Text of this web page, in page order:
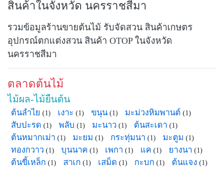
สินค้าในจังหวัด นครราชสีมา
รวมข้อมูลร้านขายต้นไม้ รับจัดสวน สินค้าเกษตร
อุปกรณ์ตกแต่งสวน สินค้า OTOP ในจังหวัด
นครราชสีมา
ตลาดต้นไม้
ไม้ผล-ไม้ยืนต้น
ต้นลำไย (1) เงาะ (1) ขนุน (1) มะม่วงหิมพานต์ (1)
สับปะรด (1) พลับ (1) มะนาว (1) ต้นสะเดา (1)
ต้นหมากเม่า (1) มะยม (1) กระทุ่มนา (1) มะตูม (1)
ทองกวาว (1) บุนนาค (1) เพกา (1) แค (1) ยางนา (1)
ต้นขี้เหล็ก (1) สาเก (1) เสม็ด (1) กะบก (1) ต้นแจง (1)